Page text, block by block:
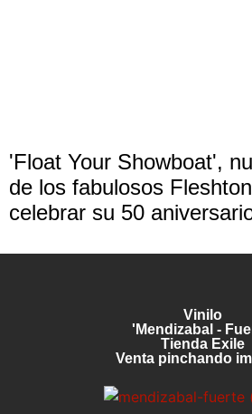
'Float Your Showboat',
de los fabulosos
celebrar su 50
Vinilo
'Mendizabal -
Tienda Exile
Venta pinchando